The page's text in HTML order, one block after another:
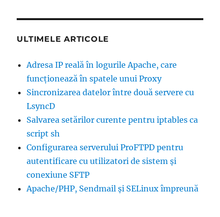
ULTIMELE ARTICOLE
Adresa IP reală în logurile Apache, care
funcţionează în spatele unui Proxy
Sincronizarea datelor între două servere cu
LsyncD
Salvarea setărilor curente pentru iptables ca
script sh
Configurarea serverului ProFTPD pentru
autentificare cu utilizatori de sistem şi
conexiune SFTP
Apache/PHP, Sendmail și SELinux împreună